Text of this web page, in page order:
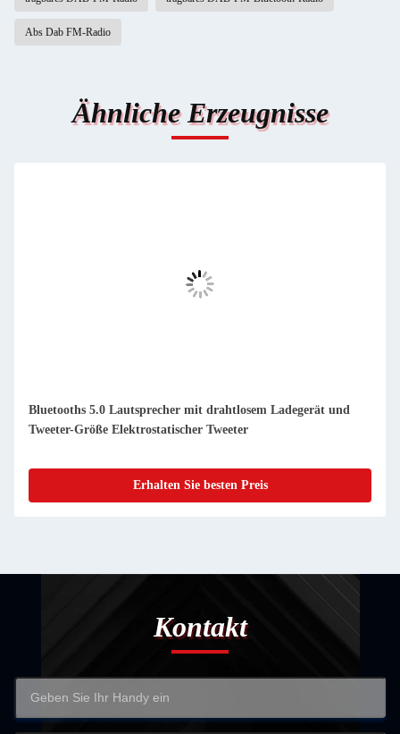
Abs Dab FM-Radio
Ähnliche Erzeugnisse
Bluetooths 5.0 Lautsprecher mit drahtlosem Ladegerät und
Tweeter-Größe Elektrostatischer Tweeter
Erhalten Sie besten Preis
Kontakt